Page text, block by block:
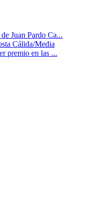
Juan Pardo Ca...
Cálida/Media
premio en las ...